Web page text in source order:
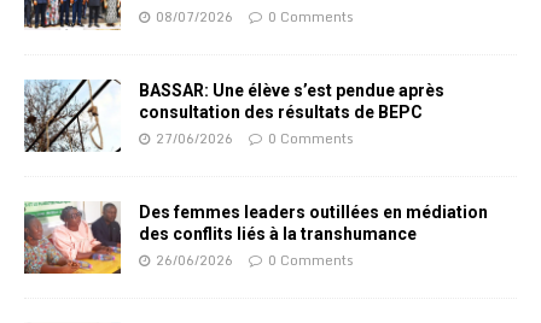
08/07/2026 0 Comments
BASSAR: Une élève s’est pendue après
consultation des résultats de BEPC
27/06/2026 0 Comments
Des femmes leaders outillées en médiation
des conflits liés à la transhumance
26/06/2026 0 Comments